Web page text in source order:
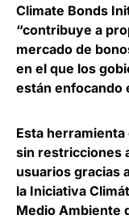
Climate Bonds
“contribuye a
mercado de
en el que los
están enfocando
Esta
sin restricciones
usuarios gracias
la Iniciativa
Medio Ambiente